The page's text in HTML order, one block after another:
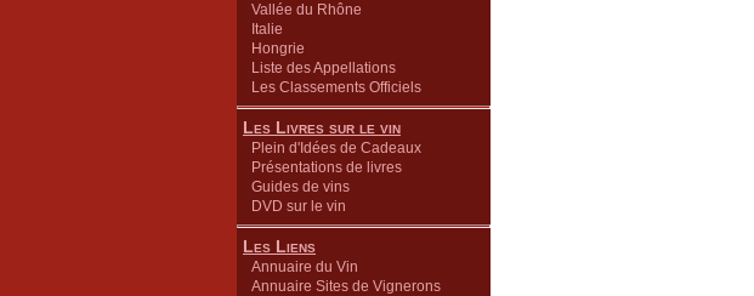
Vallée du Rhône
Italie
Hongrie
Liste des Appellations
Les Classements Officiels
Les Livres sur le vin
Plein d'Idées de Cadeaux
Présentations de livres
Guides de vins
DVD sur le vin
Les Liens
Annuaire du Vin
Annuaire Sites de Vignerons